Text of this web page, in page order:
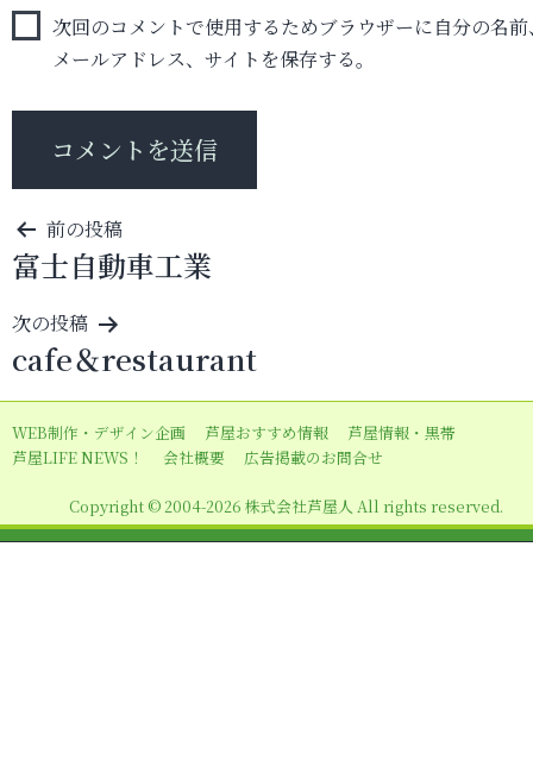
次回のコメントで使用するためブラウザーに自分の名前
メールアドレス、サイトを保存する。
投
稿
ナ
ビ
ゲ
ー
シ
ン
前の投稿
富士自動車工業
次の投稿
cafe＆restaurant
WEB制作・デザイン企画 芦屋おすすめ情報
芦屋情報・黒帯
芦屋LIFE NEWS！
会社概要 広告掲載のお問合せ
Copyright © 2004-2026 株式会社芦屋人 All rights reserved.